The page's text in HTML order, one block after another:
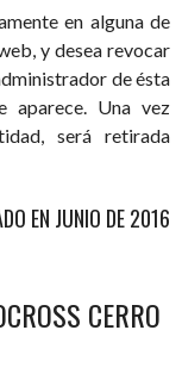
en alguna de
y desea revocar
de ésta
aparece. Una vez
será retirada
EN JUNIO DE 2016
CERRO